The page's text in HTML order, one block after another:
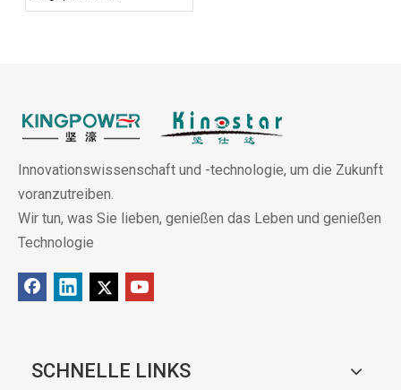
Innovationswissenschaft und -technologie, um die Zukunft
voranzutreiben.
Wir tun, was Sie lieben, genießen das Leben und genießen
Technologie
SCHNELLE LINKS